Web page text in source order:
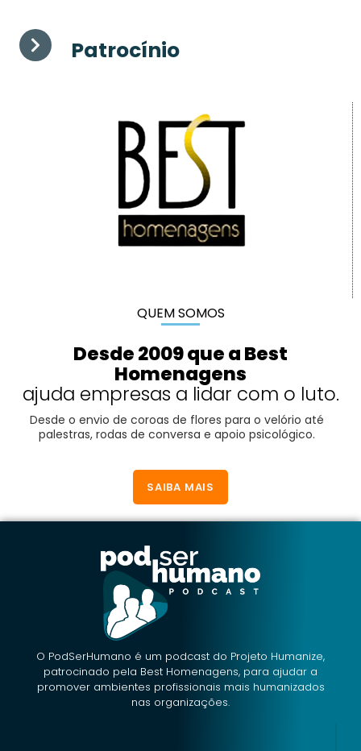
Patrocínio
QUEM SOMOS
Desde 2009 que a Best
Homenagens
ajuda empresas a lidar com o luto.
Desde o envio de coroas de flores para o velório até
palestras, rodas de conversa e apoio psicológico.
SAIBA MAIS
O PodSerHumano é um podcast do Projeto Humanize,
patrocinado pela Best Homenagens, para ajudar a
promover ambientes profissionais mais humanizados
nas organizações.